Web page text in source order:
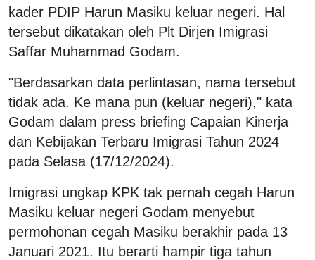
kader PDIP Harun Masiku keluar negeri. Hal
tersebut dikatakan oleh Plt Dirjen Imigrasi
Saffar Muhammad Godam.
"Berdasarkan data perlintasan, nama tersebut
tidak ada. Ke mana pun (keluar negeri)," kata
Godam dalam press briefing Capaian Kinerja
dan Kebijakan Terbaru Imigrasi Tahun 2024
pada Selasa (17/12/2024).
Imigrasi ungkap KPK tak pernah cegah Harun
Masiku keluar negeri Godam menyebut
permohonan cegah Masiku berakhir pada 13
Januari 2021. Itu berarti hampir tiga tahun